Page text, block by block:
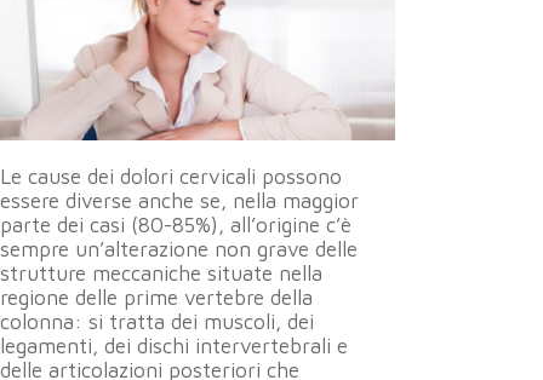
Le cause dei dolori cervicali possono
essere diverse anche se, nella maggior
parte dei casi (80-85%), all’origine c’è
sempre un’alterazione non grave delle
strutture meccaniche situate nella
regione delle prime vertebre della
colonna: si tratta dei muscoli, dei
legamenti, dei dischi intervertebrali e
delle articolazioni posteriori che